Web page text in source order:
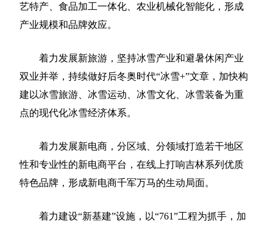
艺特产、食品加工一体化、农业机械化智能化，形成
产业规模和品牌效应。
着力发展新旅游，坚持冰雪产业和避暑休闲产业
双业并举，持续做好后冬奥时代“冰雪+”文章，加快构
建以冰雪旅游、冰雪运动、冰雪文化、冰雪装备为重
点的现代化冰雪经济体系。
着力发展新电商，分区域、分领域打造若干地区
性和专业性的新电商平台，在线上打响吉林系列优质
特色品牌，形成新电商千军万马的生动局面。
着力建设“新基建”设施，以“761”工程为抓手，加